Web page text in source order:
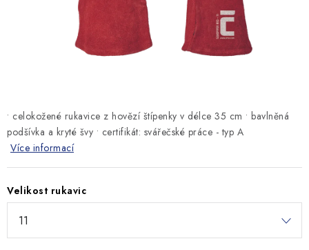
• celokožené rukavice z hovězí štípenky v délce 35 cm • bavlněná
podšívka a kryté švy • certifikát: svářečské práce - typ A
Více informací
Velikost rukavic